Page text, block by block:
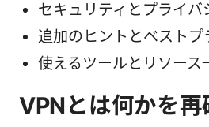
セキュリティとプライバ
追加のヒントとベストプ
使えるツールとリソース
VPNとは何かを再